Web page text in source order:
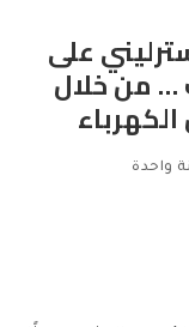
جنيه إسترليني على
… من خلال
واحدة